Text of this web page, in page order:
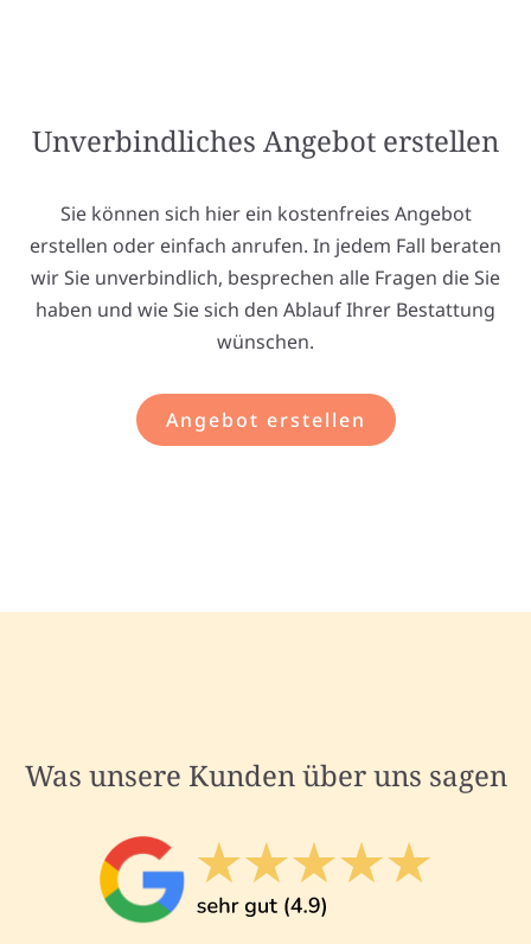
Unverbindliches Angebot erstellen
Sie können sich hier ein kostenfreies Angebot
erstellen oder einfach anrufen. In jedem Fall beraten
wir Sie unverbindlich, besprechen alle Fragen die Sie
haben und wie Sie sich den Ablauf Ihrer Bestattung
wünschen.
Angebot erstellen
Was unsere Kunden über uns sagen